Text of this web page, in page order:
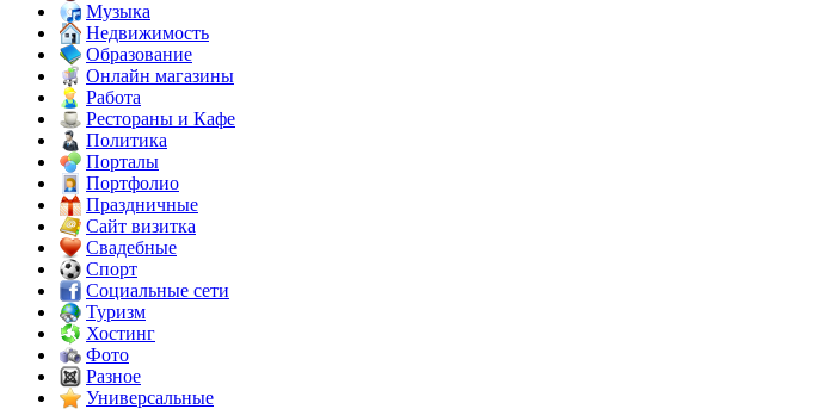
Музыка
Недвижимость
Образование
Онлайн магазины
Работа
Рестораны и Кафе
Политика
Порталы
Портфолио
Праздничные
Сайт визитка
Свадебные
Спорт
Социальные сети
Туризм
Хостинг
Фото
Разное
Универсальные